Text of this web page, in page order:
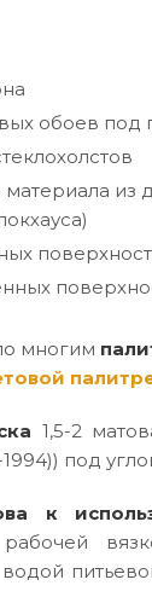
обоев под
из
многим
1,5-2
1994)) под
к